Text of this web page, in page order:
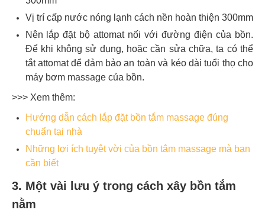
Vị trí cấp nước nóng lạnh cách nền hoàn thiện 300mm
Nên lắp đặt bộ attomat nối với đường điện của bồn.
Để khi không sử dụng, hoặc cần sửa chữa, ta có thể
tắt attomat để đảm bảo an toàn và kéo dài tuổi thọ cho
máy bơm massage của bồn.
>>> Xem thêm:
Hướng dẫn cách lắp đặt bồn tắm massage đúng
chuẩn tại nhà
Những lợi ích tuyệt vời của bồn tắm massage mà bạn
cần biết
3. Một vài lưu ý trong cách xây bồn tắm
nằm